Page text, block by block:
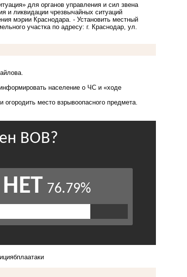
для органов управления и сил звена
и ликвидации чрезвычайных ситуаций
мэрии Краснодара. - Установить местный
участка по адресу: г. Краснодар, ул.
население о ЧС и «ходе
место взрывоопасного предмета.
бплаатаки